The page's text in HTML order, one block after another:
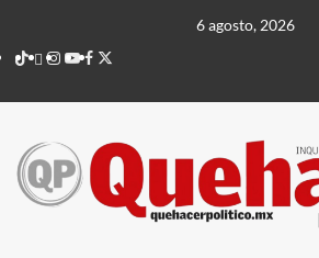
contenido
6 agosto, 2026
TikTok
threads
Instagram
Youtube
Facebook
X